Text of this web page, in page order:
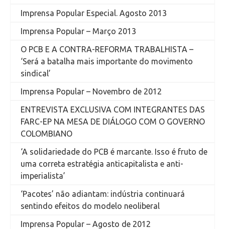
Imprensa Popular Especial. Agosto 2013
Imprensa Popular – Março 2013
O PCB E A CONTRA-REFORMA TRABALHISTA –
‘Será a batalha mais importante do movimento
sindical’
Imprensa Popular – Novembro de 2012
ENTREVISTA EXCLUSIVA COM INTEGRANTES DAS
FARC-EP NA MESA DE DIÁLOGO COM O GOVERNO
COLOMBIANO
‘A solidariedade do PCB é marcante. Isso é fruto de
uma correta estratégia anticapitalista e anti-
imperialista’
‘Pacotes’ não adiantam: indústria continuará
sentindo efeitos do modelo neoliberal
Imprensa Popular – Agosto de 2012